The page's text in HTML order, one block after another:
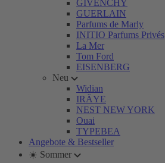
GIVENCHY
GUERLAIN
Parfums de Marly
INITIO Parfums Privés
La Mer
Tom Ford
EISENBERG
Neu
Widian
IRÄYE
NEST NEW YORK
Ouai
TYPEBEA
Angebote & Bestseller
☀️ Sommer